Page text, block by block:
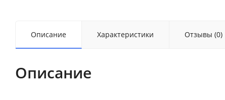
Описание Характеристики Отзывы (0)
Описание